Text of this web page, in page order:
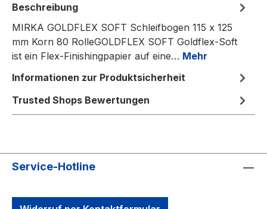
Beschreibung
MIRKA GOLDFLEX SOFT Schleifbogen 115 x 125
mm Korn 80 RolleGOLDFLEX SOFT Goldflex-Soft
ist ein Flex-Finishingpapier auf eine… Mehr
Informationen zur Produktsicherheit
Trusted Shops Bewertungen
Service-Hotline